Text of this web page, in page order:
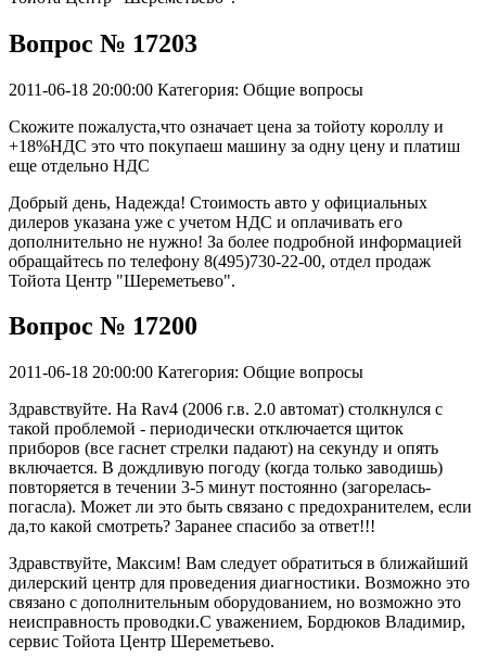
Вопрос № 17203
2011-06-18 20:00:00 Категория: Общие вопросы
Скожите пожалуста,что означает цена за тойоту короллу и
+18%НДС это что покупаеш машину за одну цену и платиш
еще отдельно НДС
Добрый день, Надежда! Стоимость авто у официальных
дилеров указана уже с учетом НДС и оплачивать его
дополнительно не нужно! За более подробной информацией
обращайтесь по телефону 8(495)730-22-00, отдел продаж
Тойота Центр "Шереметьево".
Вопрос № 17200
2011-06-18 20:00:00 Категория: Общие вопросы
Здравствуйте. На Rav4 (2006 г.в. 2.0 автомат) столкнулся с
такой проблемой - периодически отключается щиток
приборов (все гаснет стрелки падают) на секунду и опять
включается. В дождливую погоду (когда только заводишь)
повторяется в течении 3-5 минут постоянно (загорелась-
погасла). Может ли это быть связано с предохранителем, если
да,то какой смотреть? Заранее спасибо за ответ!!!
Здравствуйте, Максим! Вам следует обратиться в ближайший
дилерский центр для проведения диагностики. Возможно это
связано с дополнительным оборудованием, но возможно это
неисправность проводки.С уважением, Бордюков Владимир,
сервис Тойота Центр Шереметьево.